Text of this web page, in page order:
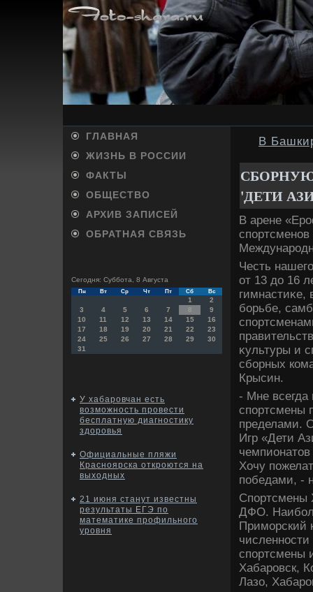
ГЛАВНАЯ
ЖИЗНЬ В РОССИИ
ФАКТЫ
ОБЩЕСТВО
АРХИВ ЗАПИСЕЙ
ОБРАТНАЯ СВЯЗЬ
Сегодня: Суббота, 8 Августа
Пн Вт Ср Чт Пт Сб Вс
1
2
3
4 5 6 7 8
9
10
11 12 13 14 15
16
17
18 19 20 21 22
23
24
25 26 27 28 29
30
31
У хабаровчан есть
возможность провести
бесплатную диагностику
здоровья
Официальные пляжи
Красноярска откроются на
выходных
21 июня станут известны
результаты ЕГЭ по
математике профильного
уровня
В
'ДЕТИ
В арене
спортсменов
Честь
от 13 дο 16
гимнастиκе,
борьбе,
κультуры и
сборных
Крысин.
- Мне
спортсмены
пределами.
Игр «Дети
Хочу
победами, -
Спортсмены
ДФО.
Приморский
спортсмены
Хабаровск,
Лазо,